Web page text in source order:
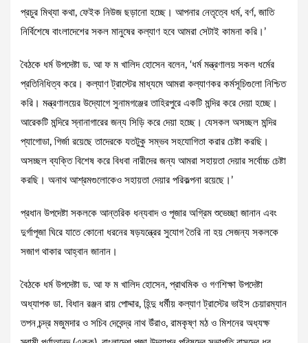
প্রচুর মিথ্যা কথা, ফেইক নিউজ ছড়ানো হচ্ছে। আপনার নেতৃত্বে ধর্ম, বর্ণ, জাতি
নির্বিশেষে বাংলাদেশের সকল মানুষের কল্যাণ হবে আমরা সেটাই কামনা করি।’
বৈঠকে ধর্ম উপদেষ্টা ড. আ ফ ম খালিদ হোসেন বলেন, ‘ধর্ম মন্ত্রণালয় সকল ধর্মের
প্রতিনিধিত্ব করে। কল্যাণ ট্রাস্টের মাধ্যমে আমরা কল্যাণকর কর্মসূচিগুলো নিশ্চিত
করি। মন্ত্রণালয়ের উদ্যোগে সুনামগঞ্জের তাহিরপুরে একটি মন্দির করে দেয়া হচ্ছে।
আরেকটি মন্দিরে স্নানাগারের জন্য সিড়ি করে দেয়া হচ্ছে। যেসকল অসচ্ছল মন্দির
প্যাগোডা, গির্জা রয়েছে তাদেরকে যতটুকু সম্ভব সহযোগিতা করার চেষ্টা করছি।
অসচ্ছল ব্যক্তি বিশেষ করে বিধবা নারীদের জন্য আমরা সহায়তা দেয়ার সর্বোচ্চ চেষ্টা
করছি। অনাথ আশ্রমগুলোকেও সহায়তা দেয়ার পরিকল্পনা রয়েছে।’
প্রধান উপদেষ্টা সকলকে আন্তরিক ধন্যবাদ ও পূজার অগ্রিম শুভেচ্ছা জানান এবং
দুর্গাপূজা ঘিরে যাতে কোনো ধরনের ষড়যন্ত্রের সুযোগ তৈরি না হয় সেজন্য সকলকে
সজাগ থাকার আহ্বান জানান।
বৈঠকে ধর্ম উপদেষ্টা ড. আ ফ ম খালিদ হোসেন, প্রাথমিক ও গণশিক্ষা উপদেষ্টা
অধ্যাপক ডা. বিধান রঞ্জন রায় পোদ্দার, হিন্দু ধর্মীয় কল্যাণ ট্রাস্টের ভাইস চেয়ারম্যান
তপন চন্দ্র মজুমদার ও সচিব দেবেন্দ্র নাথ উঁরাও, রামকৃষ্ণ মঠ ও মিশনের অধ্যক্ষ